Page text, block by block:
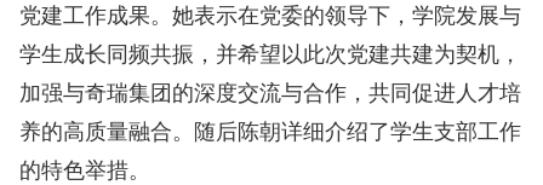
党建工作成果。她表示在党委的领导下，学院发展与
学生成长同频共振，并希望以此次党建共建为契机，
加强与奇瑞集团的深度交流与合作，共同促进人才培
养的高质量融合。随后陈朝详细介绍了学生支部工作
的特色举措。